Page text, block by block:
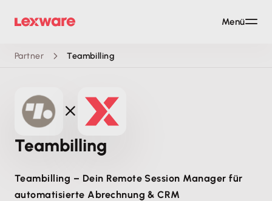
Partner Teambilling
Teambilling
Teambilling – Dein Remote Session Manager für
automatisierte Abrechnung & CRM
Menü